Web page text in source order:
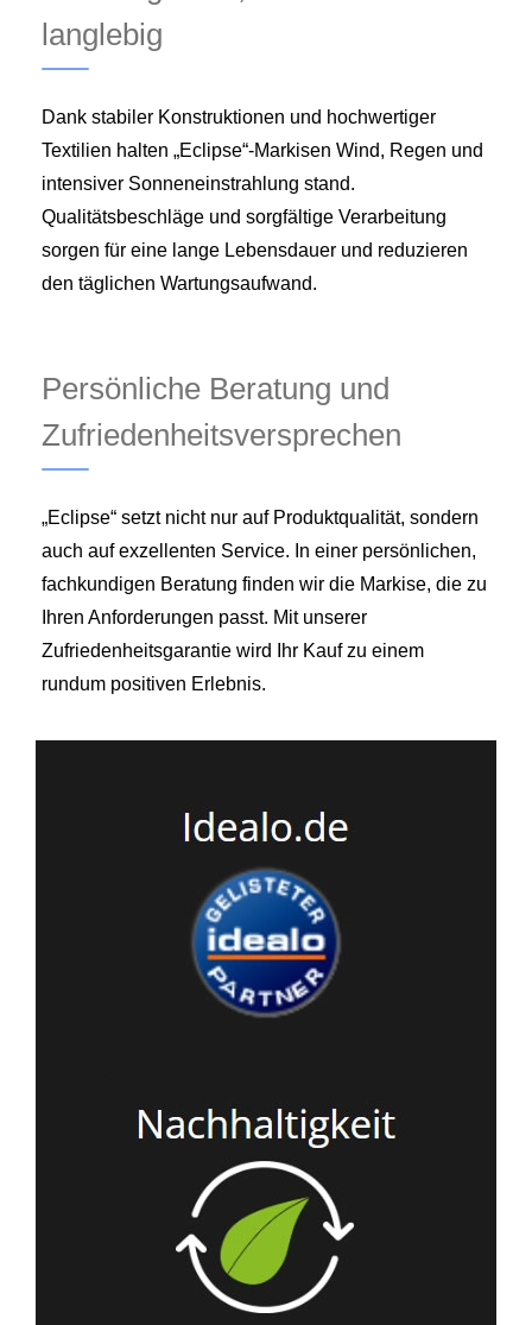
langlebig
Dank stabiler Konstruktionen und hochwertiger
Textilien halten „Eclipse“-Markisen Wind, Regen und
intensiver Sonneneinstrahlung stand.
Qualitätsbeschläge und sorgfältige Verarbeitung
sorgen für eine lange Lebensdauer und reduzieren
den täglichen Wartungsaufwand.
Persönliche Beratung und
Zufriedenheitsversprechen
„Eclipse“ setzt nicht nur auf Produktqualität, sondern
auch auf exzellenten Service. In einer persönlichen,
fachkundigen Beratung finden wir die Markise, die zu
Ihren Anforderungen passt. Mit unserer
Zufriedenheitsgarantie wird Ihr Kauf zu einem
rundum positiven Erlebnis.